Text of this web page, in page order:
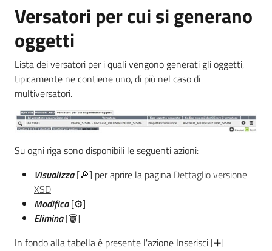
Versatori per cui si generano
oggetti
Lista dei versatori per i quali vengono generati gli oggetti,
tipicamente ne contiene uno, di più nel caso di
multiversatori.
Su ogni riga sono disponibili le seguenti azioni:
Visualizza[🔎] per aprire la pagina Dettaglio versione
XSD
Modifica[⚙]
Elimina[🗑]
In fondo alla tabella è presente l'azione Inserisci [➕]